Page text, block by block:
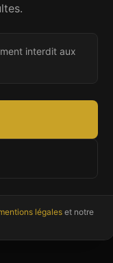
interdit aux
légales et notre
Auvergne-
maintenant
Alpes